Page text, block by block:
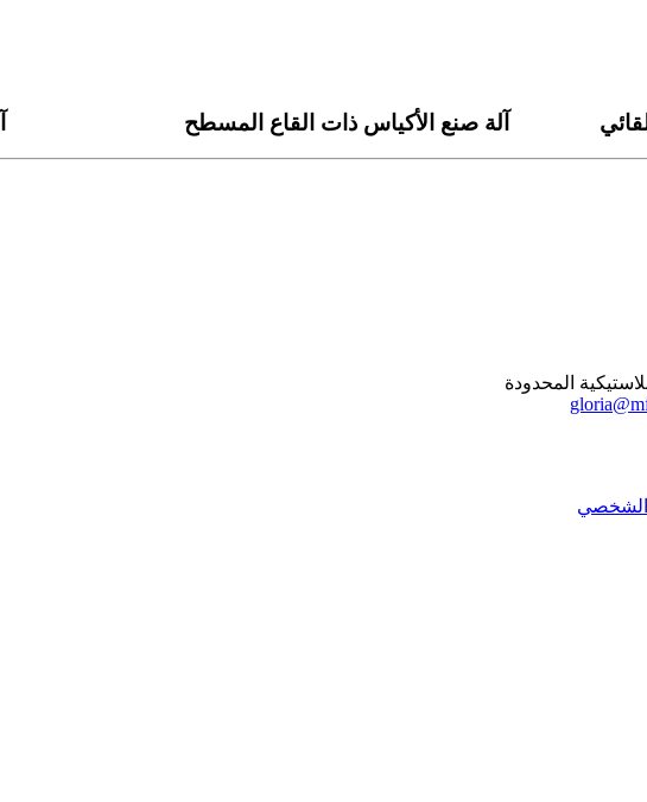
آلة صنع الأكياس ذات القاع المسطح
المحدودة
الشخصي